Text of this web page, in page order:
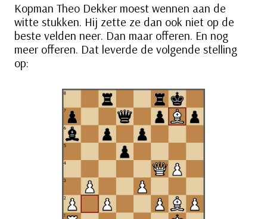
Kopman Theo Dekker moest wennen aan de
witte stukken. Hij zette ze dan ook niet op de
beste velden neer. Dan maar offeren. En nog
meer offeren. Dat leverde de volgende stelling
op: